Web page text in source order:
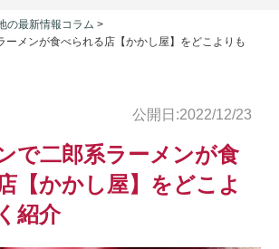
の最新情報コラム >
ーメンが食べられる店【かかし屋】をどこよりも
公開日:2022/12/23
で二郎系ラーメンが食
【かかし屋】をどこよ
紹介